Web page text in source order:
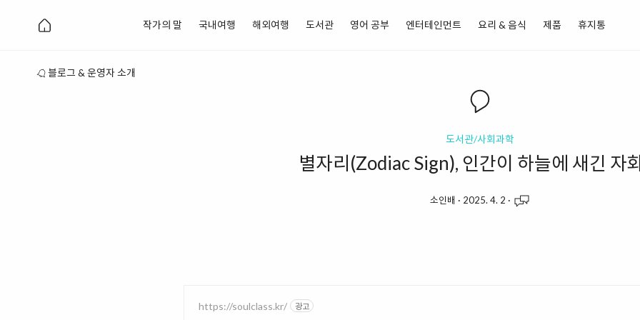
작가의 말 국내여행 해외여행 도서관 영어 공부 엔터테인먼트 요리 & 음식 제품 휴지통
블로그 & 운영자 소개
도서관/사회과학
별자리(Zodiac Sign), 인간이 하늘에 새긴 자
소인배 · 2025. 4. 2 ·
https://soulclass.kr/ 광고